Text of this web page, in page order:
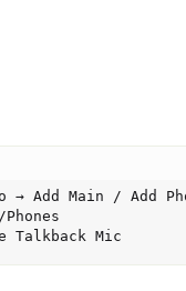
Add Main / Add
Talkback Mic